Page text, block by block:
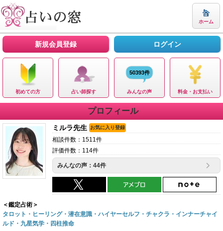
ホーム
新規会員登録 ログイン
初めての方 占い師探す
50393件
みんなの声 料金・お支払い
プロフィール
ミルラ先生 お気に入り登録
相談件数：1511件
評価件数：114件
みんなの声：44件
＜鑑定占術＞
タロット・ヒーリング・潜在意識・ハイヤーセルフ・チャクラ・インナーチャイ
ルド・九星気学・四柱推命